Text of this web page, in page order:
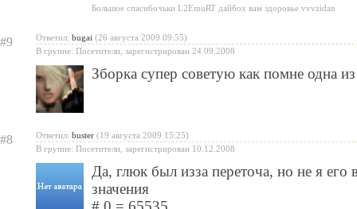
Большое спасибочьки L2EmuRT дайбох вам здоровье vvvzidan
#9 Ответил: bugai (26 августа 2009 09:55)
В группе: Посетители, зарегистрирован 24.09.2008
Зборка супер советую как помне одна
#8 Ответил: buster (19 августа 2009 15:25)
В группе: Посетители, зарегистрирован 10.12.2008
Да, глюк был изза переточа, но не я его
значения